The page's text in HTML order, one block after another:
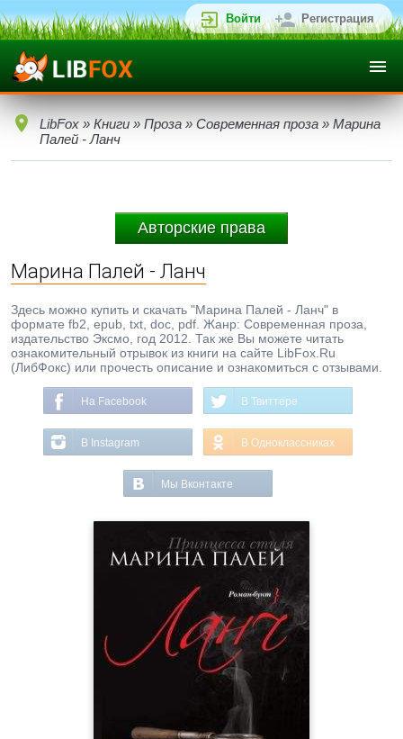
Войти Регистрация
LibFox » Книги » Проза » Современная проза » Марина
Палей - Ланч
Авторские права
Марина Палей - Ланч
Здесь можно купить и скачать "Марина Палей - Ланч" в
формате fb2, epub, txt, doc, pdf. Жанр: Современная проза,
издательство Эксмо, год 2012. Так же Вы можете читать
ознакомительный отрывок из книги на сайте LibFox.Ru
(ЛибФокс) или прочесть описание и ознакомиться с отзывами.
На Facebook В Твиттере
В Instagram В Одноклассниках
Мы Вконтакте